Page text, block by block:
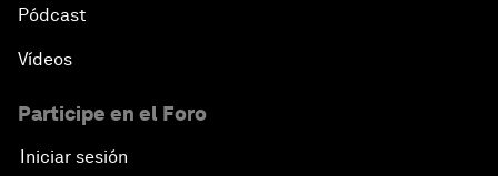
Pódcast
Vídeos
Participe en el Foro
Iniciar sesión